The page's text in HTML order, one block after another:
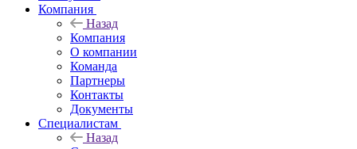
Компания
Назад
Компания
О компании
Команда
Партнеры
Контакты
Документы
Специалистам
Назад